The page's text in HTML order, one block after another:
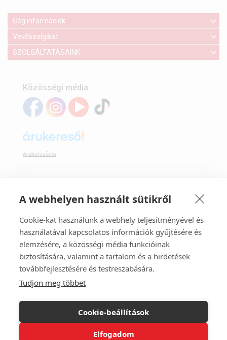
A webhelyen használt sütikről
Cookie-kat használunk a webhely teljesítményével és
használatával kapcsolatos információk gyűjtésére és
elemzésére, a közösségi média funkcióinak
biztosítására, valamint a tartalom és a hirdetések
továbbfejlesztésére és testreszabására.
Tudjon meg többet
Cookie-beállítások
Elfogadom
Cég információk
Vevőszolgálat
SZOLGÁLTATÁSAINK
Közösségi média
Árukereső.hu
Webáruházunkban bankkártyával is fizethet:
Webáruházunk az Ecommerce Hungary tagja.
A FüggönyFutár ® regisztrált márkanév.